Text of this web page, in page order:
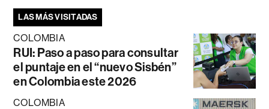
LAS MÁS VISITADAS
COLOMBIA
RUI: Paso a paso para consultar
el puntaje en el “nuevo Sisbén”
en Colombia este 2026
COLOMBIA